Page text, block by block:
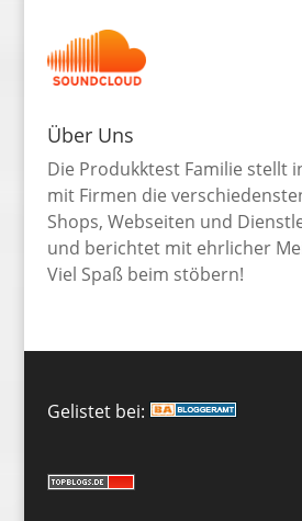
Über Uns
Die Produkktest Familie stellt
mit Firmen die
Shops, Webseiten und
und berichtet mit ehrlicher
Viel Spaß beim stöbern!
Gelistet bei: